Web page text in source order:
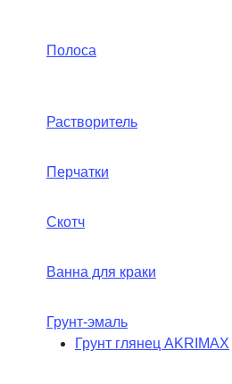
Полоса
Растворитель
Перчатки
Скотч
Ванна для краки
Грунт-эмаль
Грунт глянец AKRIMAX